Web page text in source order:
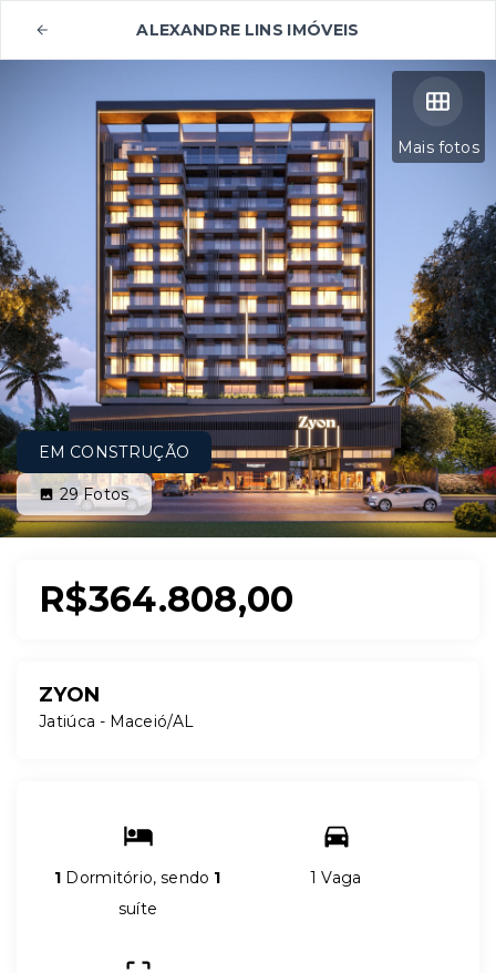
ALEXANDRE LINS IMÓVEIS
Mais fotos
EM CONSTRUÇÃO
29Fotos
R$364.808,00
ZYON
Jatiúca - Maceió/AL
1 Dormitório, sendo 1
suíte
1 Vaga